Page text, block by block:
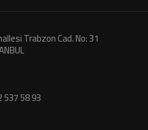
Trabzon Cad. No: 31
537 58 93